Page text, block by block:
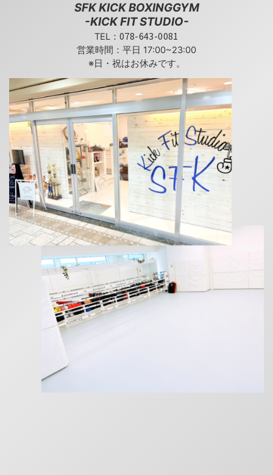
SFK KICK BOXINGGYM
-KICK FIT STUDIO-
TEL：078-643-0081
営業時間：平日 17:00~23:00
※日・祝はお休みです。